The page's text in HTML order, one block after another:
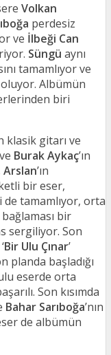
Volkan
perdesiz
ve İlbeği Can
Süngü aynı
tamamlıyor ve
Albümün
biri
klasik gitarı ve
Burak Aykaç’ın
Arslan’ın
bir eser,
de tamamlıyor, orta
bağlaması bir
sergiliyor. Son
Bir Ulu Çınar’
planda başladığı
eserde orta
Son kısımda
Bahar Sarıboğa’nın
de albümün